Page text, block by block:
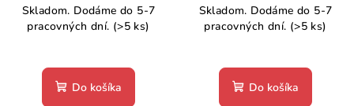
Skladom. Dodáme do 5-7
pracovných dní. (>5 ks)
Do košíka
Skladom. Dodáme do 5-7
pracovných dní. (>5 ks)
Do košíka